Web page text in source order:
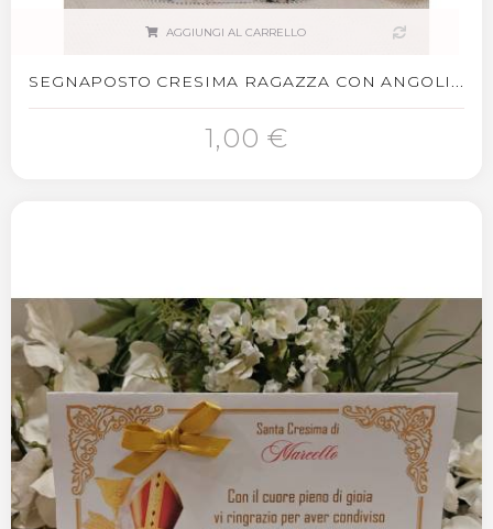
AGGIUNGI AL CARRELLO
SEGNAPOSTO CRESIMA RAGAZZA CON ANGOLI...
1,00 €